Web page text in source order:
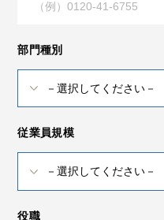
部門種別
従業員規模
役職